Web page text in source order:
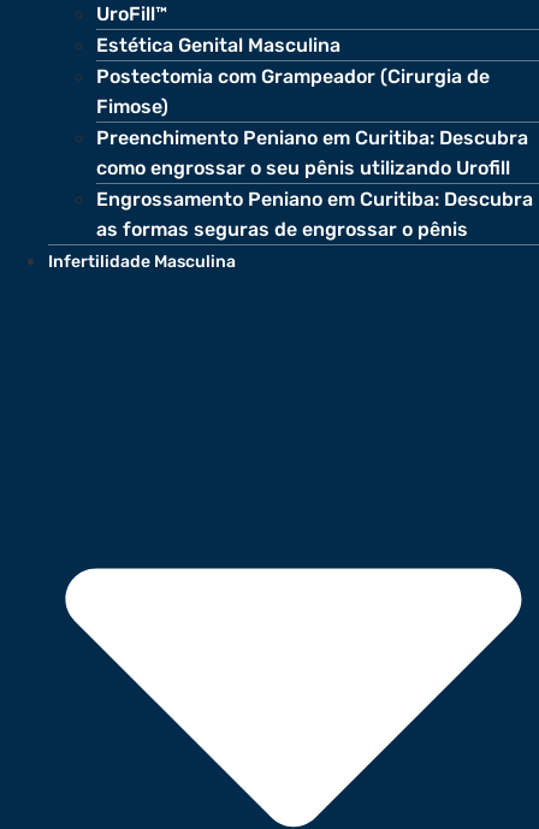
UroFill™
Estética Genital Masculina
Postectomia com Grampeador (Cirurgia de
Fimose)
Preenchimento Peniano em Curitiba: Descubra
como engrossar o seu pênis utilizando Urofill
Engrossamento Peniano em Curitiba: Descubra
as formas seguras de engrossar o pênis
Infertilidade Masculina